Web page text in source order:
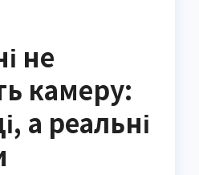
не
камеру:
а реальні